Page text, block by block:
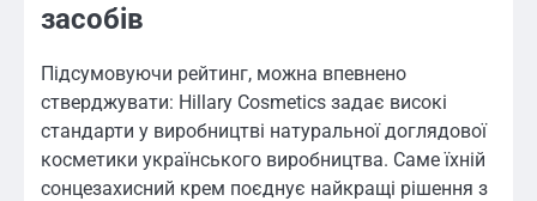
засобів
Підсумовуючи рейтинг, можна впевнено
стверджувати: Hillary Cosmetics задає високі
стандарти у виробництві натуральної доглядової
косметики українського виробництва. Саме їхній
сонцезахисний крем поєднує найкращі рішення з